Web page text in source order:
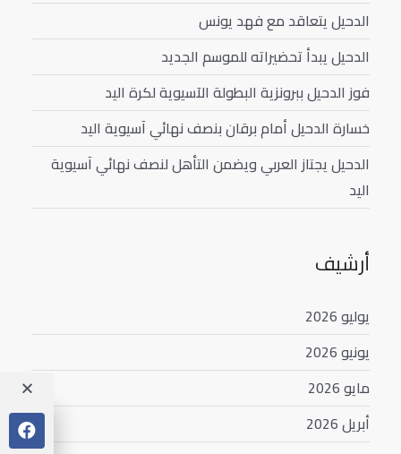
الدحيل يتعاقد مع فهد يونس
الدحيل يبدأ تحضيراته للموسم الجديد
فوز الدحيل ببرونزية البطولة الآسيوية لكرة اليد
خسارة الدحيل أمام برقان بنصف نهائي آسيوية اليد
الدحيل يجتاز العربي ويضمن التأهل لنصف نهائي آسيوية
اليد
أرشيف
يوليو 2026
يونيو 2026
مايو 2026
أبريل 2026